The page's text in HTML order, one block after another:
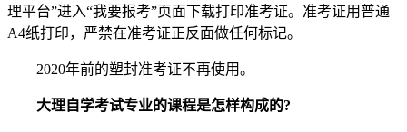
理平台”进入“我要报考”页面下载打印准考证。准考证用普通
A4纸打印，严禁在准考证正反面做任何标记。
2020年前的塑封准考证不再使用。
大理自学考试专业的课程是怎样构成的?